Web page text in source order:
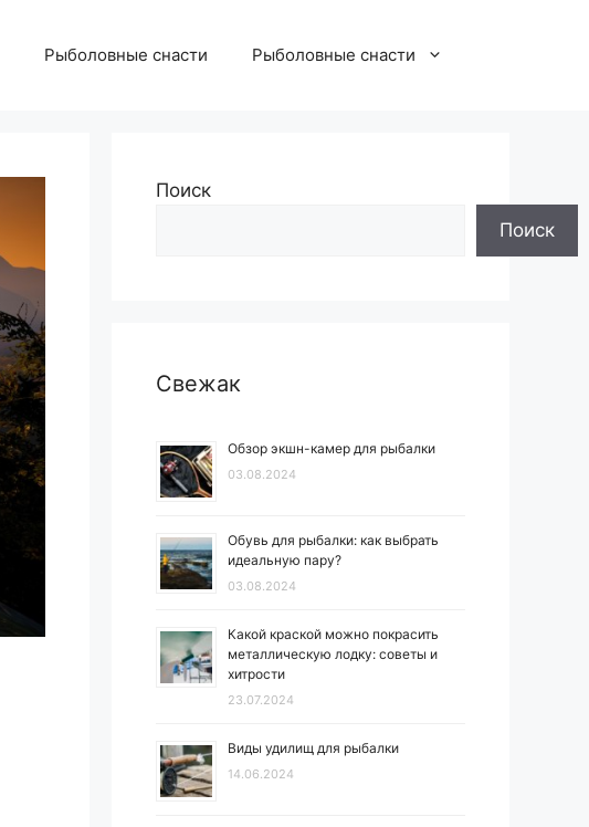
Рыболовные снасти Рыболовные снасти
Поиск
Поиск
Свежак
Обзор экшн-камер для рыбалки
03.08.2024
Обувь для рыбалки: как выбрать
идеальную пару?
03.08.2024
Какой краской можно покрасить
металлическую лодку: советы и
хитрости
23.07.2024
Виды удилищ для рыбалки
14.06.2024